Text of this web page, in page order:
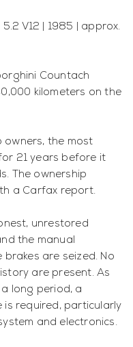
V12 | 1985 | approx.
Countach
kilometers on the
owners, the most
21 years before it
The ownership
a Carfax report.
unrestored
the manual
are seized. No
are present. As
long period, a
is required, particularly
and electronics.